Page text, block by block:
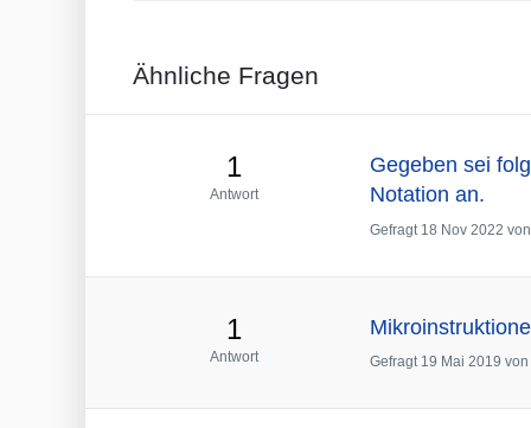
Ähnliche Fragen
1
Antwort
Gegeben sei
Notation an.
Gefragt 18 Nov 2022 von
1
Antwort Gefragt 19 Mai 2019 von